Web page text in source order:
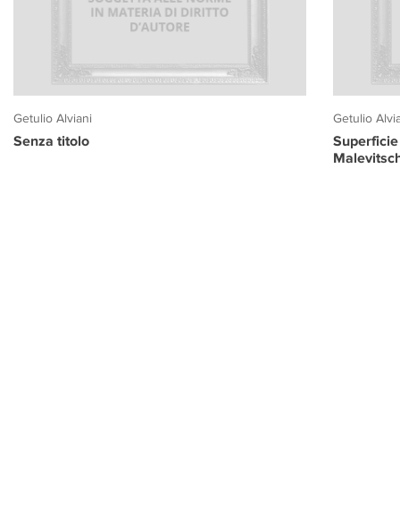
Getulio Alviani
Senza titolo
Getulio